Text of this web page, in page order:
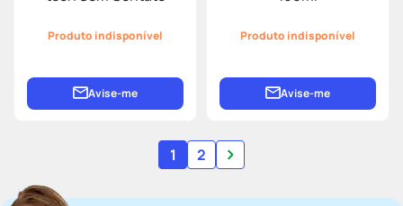
Produto indisponível
Avise-me
Produto indisponível
Avise-me
1 2